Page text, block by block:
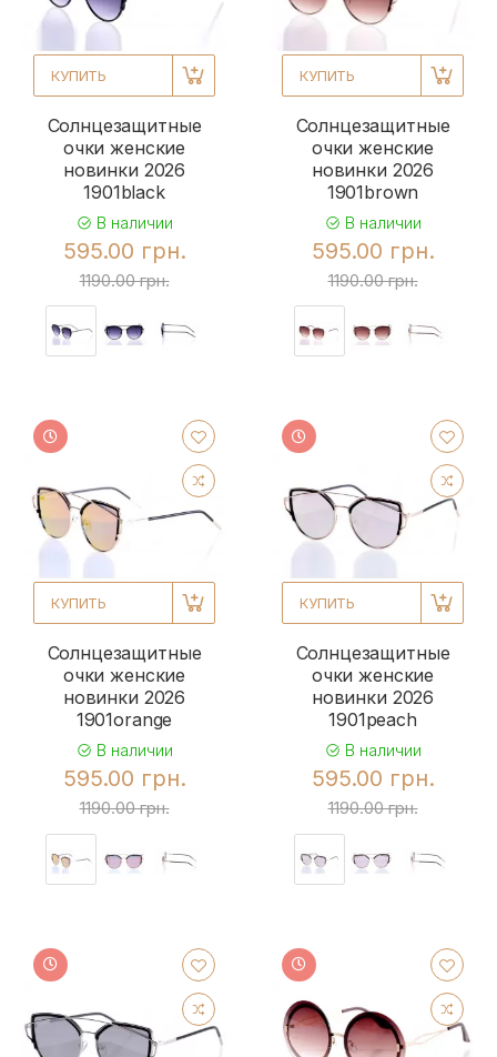
КУПИТЬ
Солнцезащитные
очки женские
новинки 2026
1901black
В наличии
595.00 грн.
1190.00 грн.
КУПИТЬ
Солнцезащитные
очки женские
новинки 2026
1901brown
В наличии
595.00 грн.
1190.00 грн.
КУПИТЬ
Солнцезащитные
очки женские
новинки 2026
1901orange
В наличии
595.00 грн.
1190.00 грн.
КУПИТЬ
Солнцезащитные
очки женские
новинки 2026
1901peach
В наличии
595.00 грн.
1190.00 грн.